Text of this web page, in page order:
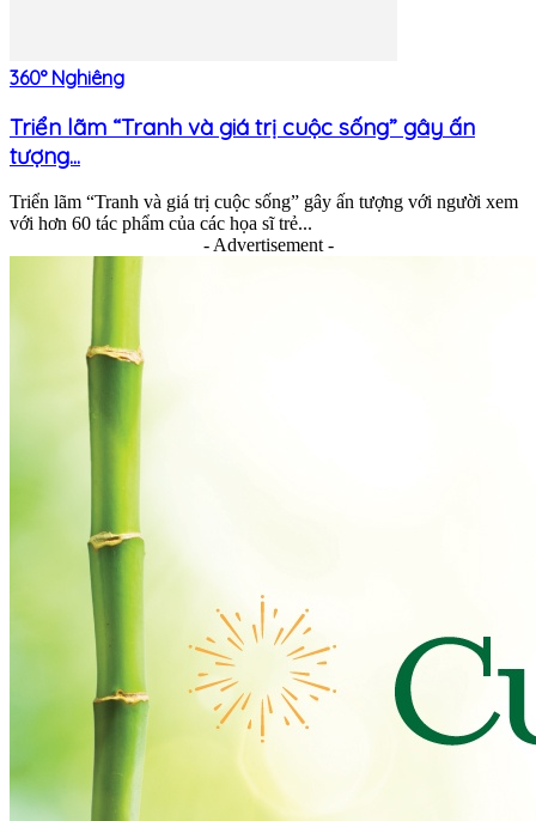
360° Nghiêng
Triển lãm “Tranh và giá trị cuộc sống” gây ấn
tượng...
Triển lãm “Tranh và giá trị cuộc sống” gây ấn tượng với người xem
với hơn 60 tác phẩm của các họa sĩ trẻ...
- Advertisement -